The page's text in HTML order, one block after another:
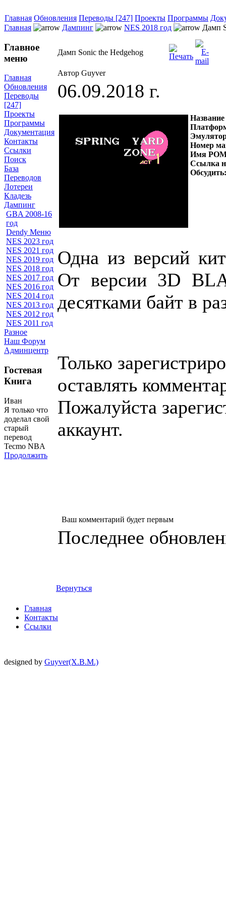
Главная Обновления Переводы [247] Проекты Программы
Главная
Дампинг NES 2018 год Дамп
Главное
меню
Главная
Обновления
Переводы
[247]
Проекты
Программы
Документация
Контакты
Ссылки
Поиск
База
Переводов
Лотереи
Кладезь
Дампинг
GBA 2008-16
год
Dendy Меню
NES 2023 год
NES 2021 год
NES 2019 год
NES 2018 год
NES 2017 год
NES 2016 год
NES 2014 год
NES 2013 год
NES 2012 год
NES 2011 год
Разное
Наш Форум
Админцентр
Гостевая
Книга
Иван
Я только что
доделал свой
старый
перевод
Tecmo NBA
Продолжить
Дамп Sonic the Hedgehog
Автор Guyver
06.09.2018 г.
Номер
Имя
Ссылка
Одна из версий
От версии 3D
десятками байт в
Только
оставлять
Пожалуйста
аккаунт.
Ваш комментарий будет первым
Последнее
Вернуться
Главная
Контакты
Ссылки
designed by Guyver(X.B.M.)